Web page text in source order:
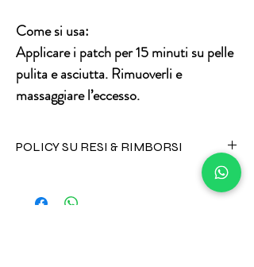
Come si usa:
Applicare i patch per 15 minuti su pelle
pulita e asciutta. Rimuoverli e
massaggiare l’eccesso.
POLICY SU RESI & RIMBORSI
possono essere resi per alcuna ragione.